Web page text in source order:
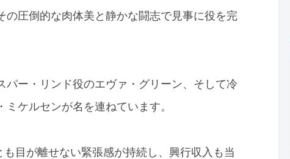
圧倒的な肉体美と静かな闘志で見事に役を完
ー・リンド役のエヴァ・グリーン、そして冷
ケルセンが名を連ねています。
目が離せない緊張感が持続し、興行収入も当